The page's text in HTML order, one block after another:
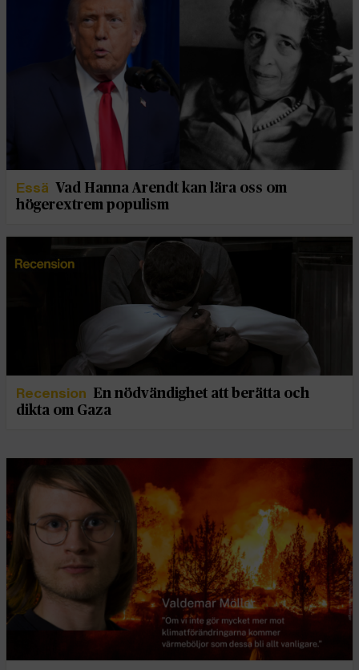
Essä Vad Hanna Arendt kan lära oss om
högerextrem populism
Recension
En nödvändighet att berätta och
dikta om Gaza